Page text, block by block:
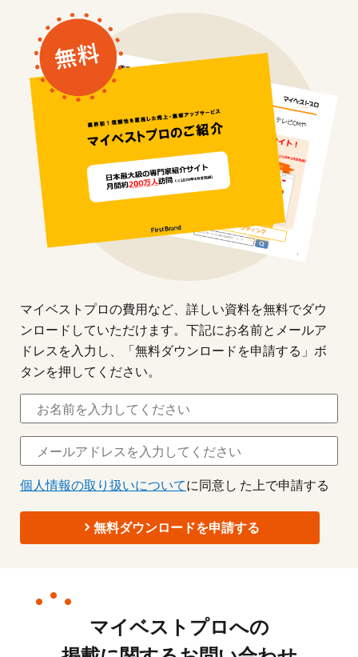
マイベストプロの費用など、詳しい資料を無料でダウ
ンロードしていただけます。下記にお名前とメールア
ドレスを入力し、「無料ダウンロードを申請する」ボ
タンを押してください。
個人情報の取り扱いについてに同意し た上で申請する
無料ダウンロードを申請する
マイベストプロへの